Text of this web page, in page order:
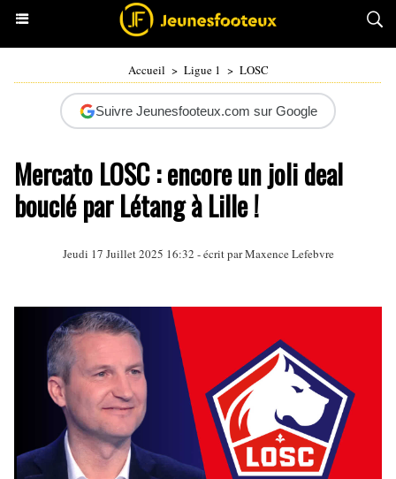
Accueil > Ligue 1 > LOSC
Suivre Jeunesfooteux.com sur Google
Mercato LOSC : encore un joli deal
bouclé par Létang à Lille !
Jeudi 17 Juillet 2025 16:32 - écrit par Maxence Lefebvre